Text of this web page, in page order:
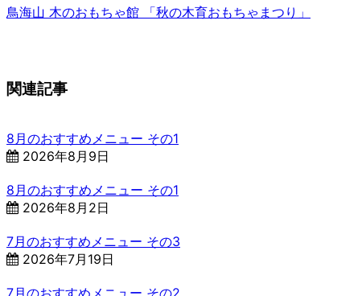
鳥海山 木のおもちゃ館 「秋の木育おもちゃまつり」
関連記事
8月のおすすめメニュー その1
2026年8月9日
8月のおすすめメニュー その1
2026年8月2日
7月のおすすめメニュー その3
2026年7月19日